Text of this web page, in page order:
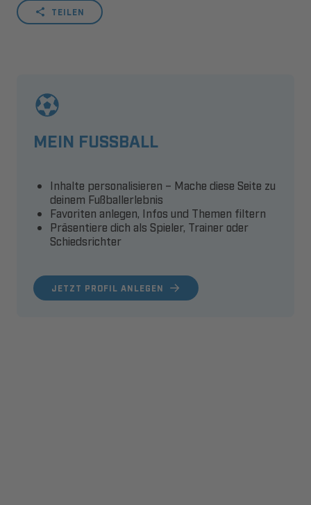
TEILEN
MEIN FUSSBALL
JETZT PROFIL ANLEGEN
Inhalte personalisieren – Mache diese Seite zu
deinem Fußballerlebnis
Favoriten anlegen, Infos und Themen filtern
Präsentiere dich als Spieler, Trainer oder
Schiedsrichter